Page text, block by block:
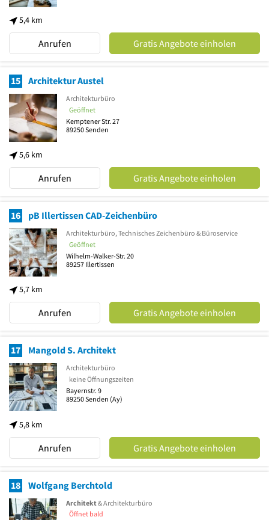
5,4 km
Anrufen Gratis Angebote einholen
15 Architektur Austel
5,6 km
Architekturbüro
Geöffnet
Kemptener Str. 27
89250Senden
Anrufen Gratis Angebote einholen
16 pB Illertissen CAD-Zeichenbüro
5,7 km
Architekturbüro, Technisches Zeichenbüro & Büroservice
Geöffnet
Wilhelm-Walker-Str. 20
89257 Illertissen
Anrufen Gratis Angebote einholen
17 Mangold S. Architekt
5,8 km
Architekturbüro
keine Öffnungszeiten
Bayernstr. 9
89250Senden (Ay)
Anrufen Gratis Angebote einholen
18 Wolfgang Berchtold
Architekt& Architekturbüro
Öffnet bald